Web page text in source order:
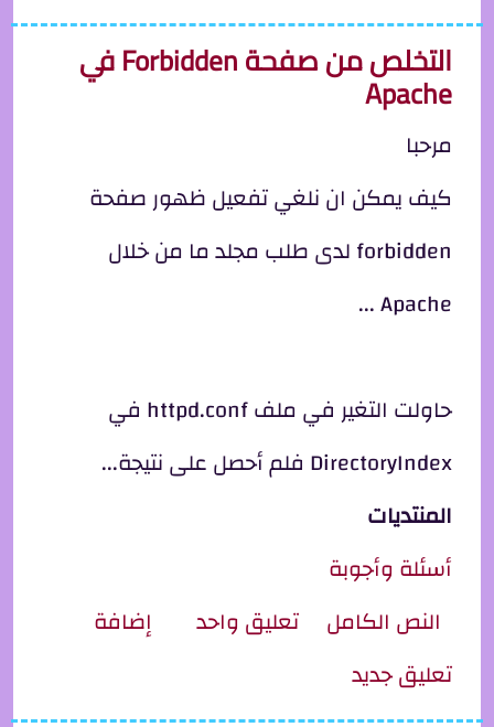
التخلص من صفحة Forbidden في
Apache
مرحبا
كيف يمكن ان نلغي تفعيل ظهور صفحة
forbidden لدى طلب مجلد ما من خلال
Apache ...
حاولت التغير في ملف httpd.conf في
DirectoryIndex فلم أحصل على نتيجة...
المنتديات
أسئلة وأجوبة
النص الكامل ِل التخلص من صفحة Forbidden في Apache
تعليق واحد
إضافة
تعليق جديد